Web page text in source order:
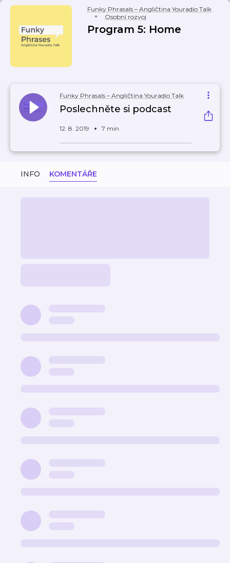
Funky Phrasals – Angličtina Youradio Talk
Osobní rozvoj
Program 5: Home
Funky Phrasals – Angličtina Youradio Talk
Poslechněte si podcast
12. 8. 2019 7 min
INFO KOMENTÁŘE